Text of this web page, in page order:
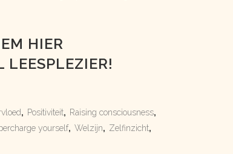
HIER
LEESPLEZIER!
, Positiviteit, Raising consciousness,
yourself, Welzijn, Zelfinzicht,